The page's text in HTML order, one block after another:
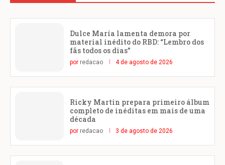
Dulce María lamenta demora por
material inédito do RBD: “Lembro dos
fãs todos os dias”
por redacao 4 de agosto de 2026
Ricky Martin prepara primeiro álbum
completo de inéditas em mais de uma
década
por redacao 3 de agosto de 2026